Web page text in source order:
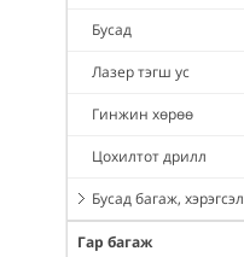
Бусад
Лазер тэгш ус
Гинжин хөрөө
Цохилтот дрилл
Бусад багаж, хэрэгсэл
Гар багаж